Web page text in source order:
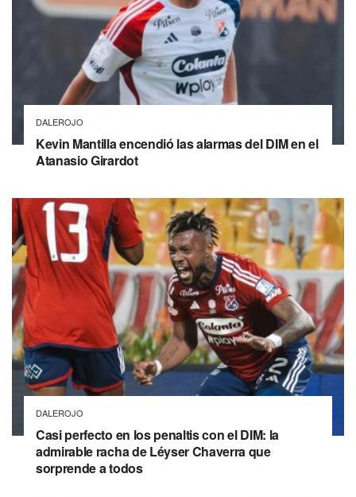
DALEROJO
Kevin Mantilla encendió las alarmas del DIM en el
Atanasio Girardot
DALEROJO
Casi perfecto en los penaltis con el DIM: la
admirable racha de Léyser Chaverra que
sorprende a todos